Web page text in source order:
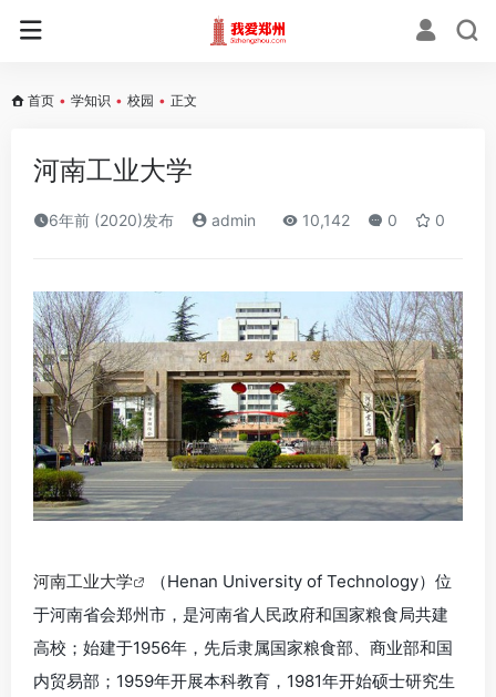
首页 • 学知识 • 校园 • 正文
河南工业大学
6年前 (2020)发布 admin 10,142 0 0
河南工业大学
（Henan University of Technology）位
于河南省会郑州市，是河南省人民政府和国家粮食局共建
高校；始建于1956年，先后隶属国家粮食部、商业部和国
内贸易部；1959年开展本科教育，1981年开始硕士研究生